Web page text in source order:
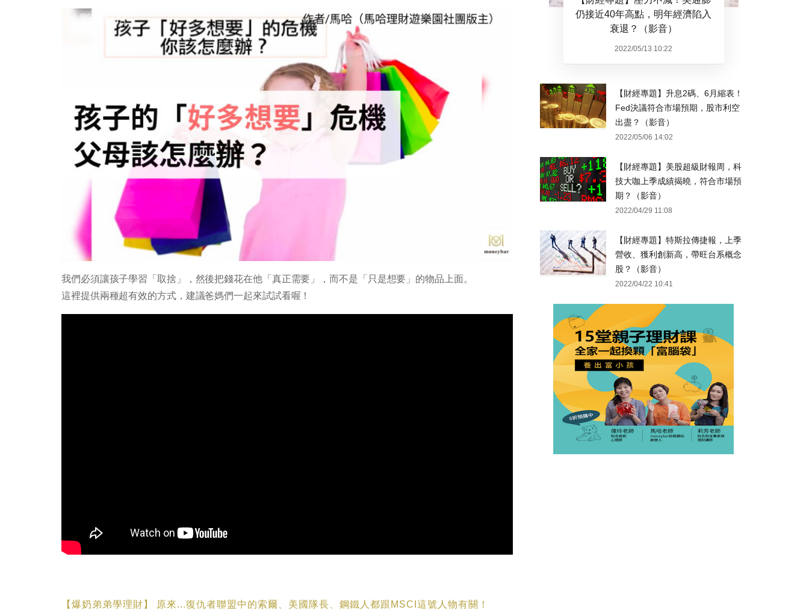
我們必須讓孩子學習「取捨」，然後把錢花在他「真正需要」，而不是「只是想要」的物品上面。
這裡提供兩種超有效的方式，建議爸媽們一起來試試看喔！
【爆奶弟弟學理財】 原來...復仇者聯盟中的索爾、美國隊長、鋼鐵人都跟MSCI這號人物有關！
仍接近40年高點，明年經濟陷入
衰退？（影音）
2022/05/13 10:22
【財經專題】升息2碼、6月縮表！
Fed決議符合市場預期，股市利空
出盡？（影音）
2022/05/06 14:02
【財經專題】美股超級財報周，科
技大咖上季成績揭曉，符合市場預
期？（影音）
2022/04/29 11:08
【財經專題】特斯拉傳捷報，上季
營收、獲利創新高，帶旺台系概念
股？（影音）
2022/04/22 10:41